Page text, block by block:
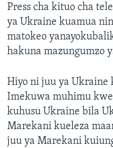
Press cha kituo cha
ya Ukraine kuamua
matokeo
hakuna mazungumzo
Hiyo ni juu ya Ukraine
Imekuwa muhimu
kuhusu Ukraine bila
Marekani kueleza
juu ya Marekani